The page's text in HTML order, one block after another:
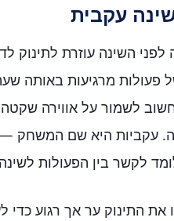
עקבית
השינה עוזרת לתינוק
פעולות מרגיעות באותה
לשמור על אווירה
עקביות היא שם המשחק —
לקשר בין הפעולות
את התינוק ער אך רגוע כדי